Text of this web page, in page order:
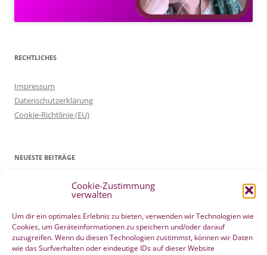
Cookie-Zustimmung
verwalten
Um dir ein optimales Erlebnis zu bieten, verwenden wir Technologien wie
Cookies, um Geräteinformationen zu speichern und/oder darauf
zuzugreifen. Wenn du diesen Technologien zustimmst, können wir Daten
wie das Surfverhalten oder eindeutige IDs auf dieser Website
RECHTLICHES
Impressum
Datenschutzerklärung
Cookie-Richtlinie (EU)
NEUESTE BEITRÄGE
Patientenverfügung Geburt vertreten in WELTWOCHE DER GEBURT
Filmtipp – Die sichere Geburt 19. Mai 2021
Integration eigener Erfahrungen aus der Pränatalzeit 10. März 2021
VBA2C – Erfahrung